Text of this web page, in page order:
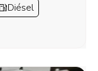
Diésel